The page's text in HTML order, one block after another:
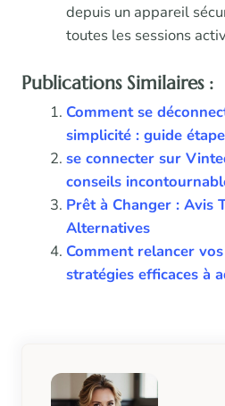
depuis un appareil
toutes les sessions
Publications Similaires :
Comment se
simplicité : guide
se connecter sur
conseils
Prêt à Changer : Avis
Alternatives
Comment relancer
stratégies efficaces à